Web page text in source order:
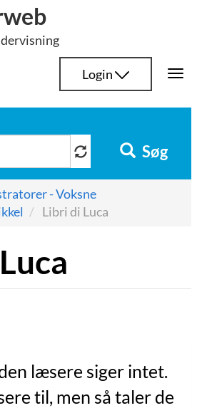
Login
Søg
- Voksne
Libri di Luca
læsere siger intet.
til, men så taler de